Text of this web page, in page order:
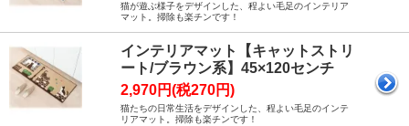
猫が遊ぶ様子をデザインした、程よい毛足のインテリア
マット。掃除も楽チンです！
インテリアマット【キャットストリ
ート/ブラウン系】45×120センチ
2,970円(税270円)
猫たちの日常生活をデザインした、程よい毛足のインテ
リアマット。掃除も楽チンです！